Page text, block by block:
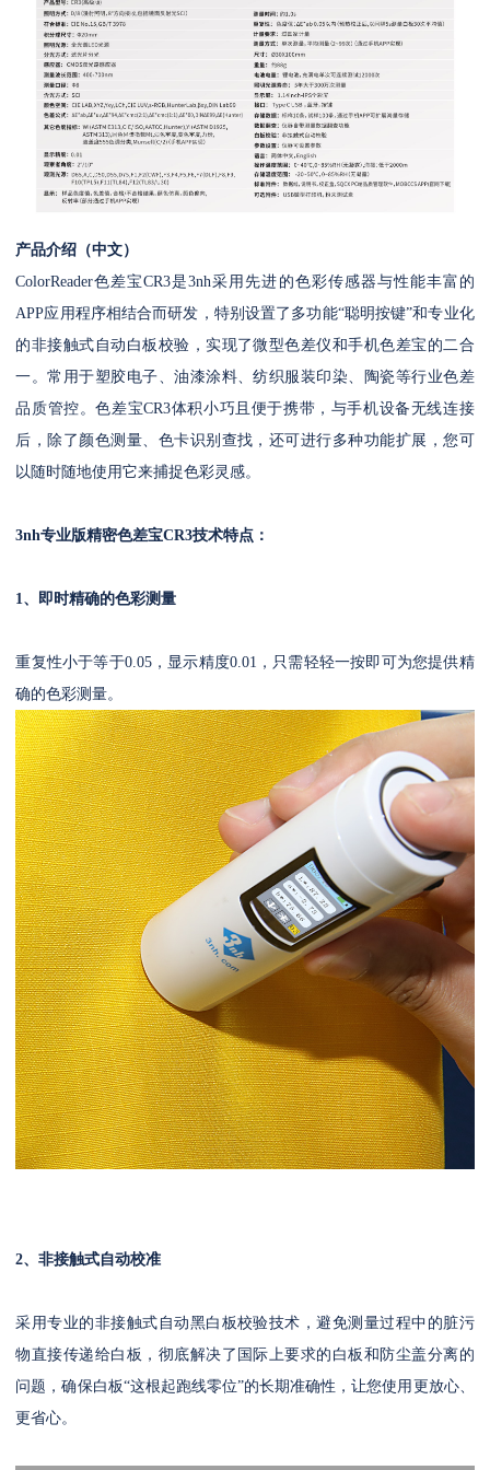
产品介绍（中文）
ColorReader色差宝CR3是3nh采用先进的色彩传感器与性能丰富的
APP应用程序相结合而研发，特别设置了多功能“聪明按键”和专业化
的非接触式自动白板校验，实现了微型色差仪和手机色差宝的二合
一。常用于塑胶电子、油漆涂料、纺织服装印染、陶瓷等行业色差
品质管控。色差宝CR3体积小巧且便于携带，与手机设备无线连接
后，除了颜色测量、色卡识别查找，还可进行多种功能扩展，您可
以随时随地使用它来捕捉色彩灵感。
3nh专业版精密色差宝CR3技术特点：
1、即时精确的色彩测量
重复性小于等于0.05，显示精度0.01，只需轻轻一按即可为您提供精
确的色彩测量。
2、非接触式自动校准
采用专业的非接触式自动黑白板校验技术，避免测量过程中的脏污
物直接传递给白板，彻底解决了国际上要求的白板和防尘盖分离的
问题，确保白板“这根起跑线零位”的长期准确性，让您使用更放心、
更省心。